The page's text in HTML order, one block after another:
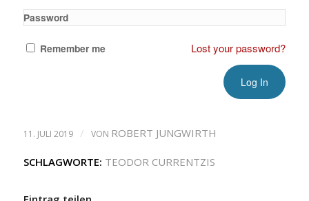
Password
Remember me Lost your password?
11. JULI 2019 / VON ROBERT JUNGWIRTH
SCHLAGWORTE: TEODOR CURRENTZIS